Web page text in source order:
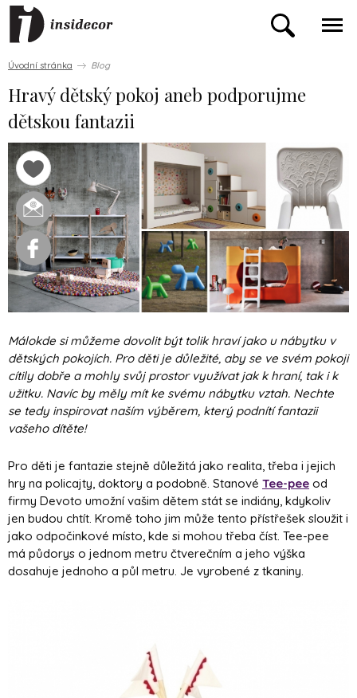
Úvodní stránka Blog
Hravý dětský pokoj aneb podporujme
dětskou fantazii
Málokde si můžeme dovolit být tolik hraví jako u nábytku v
dětských pokojích. Pro děti je důležité, aby se ve svém pokoji
cítily dobře a mohly svůj prostor využívat jak k hraní, tak i k
užitku. Navíc by měly mít ke svému nábytku vztah. Nechte
se tedy inspirovat naším výběrem, který podnítí fantazii
vašeho dítěte!
Pro děti je fantazie stejně důležitá jako realita, třeba i jejich
hry na policajty, doktory a podobně. Stanové Tee-pee od
firmy Devoto umožní vašim dětem stát se indiány, kdykoliv
jen budou chtít. Kromě toho jim může tento přístřešek sloužit i
jako odpočinkové místo, kde si mohou třeba číst. Tee-pee
má půdorys o jednom metru čtverečním a jeho výška
dosahuje jednoho a půl metru. Je vyrobené z tkaniny.